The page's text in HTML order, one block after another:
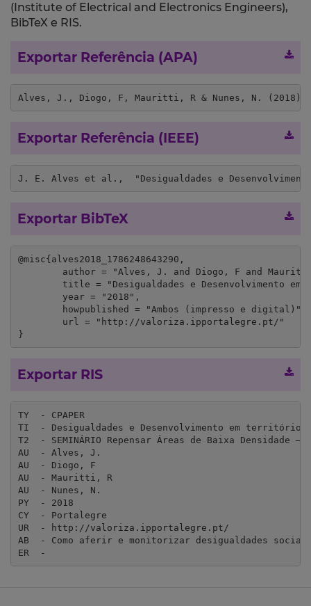
(Institute of Electrical and Electronics Engineers),
BibTeX e RIS.
Exportar Referência (APA)
Alves, J., Diogo, F, Mauritti, R & Nunes, N. (2018).
Exportar Referência (IEEE)
J. E. Alves et al.,  "Desigualdades e
Exportar BibTeX
@misc{alves2018_1786248643290,
}
Exportar RIS
TY  - CPAPER
TI  - Desigualdades e Desenvolvimento em
T2  - SEMINÁRIO Repensar Áreas de Baixa Densidade
AU  - Alves, J.
AU  - Diogo, F
AU  - Mauritti, R
AU  - Nunes, N.
PY  - 2018
CY  - Portalegre
UR  - http://valoriza.ipportalegre.pt/
AB  - Como aferir e monitorizar desigualdades
ER  -